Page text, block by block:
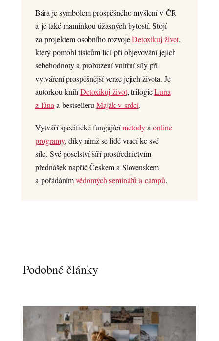
Bára je symbolem prospěšného myšlení v ČR
a je také maminkou úžasných bytostí. Stojí
za projektem osobního rozvojeDetoxikuj život,
který pomohl tisícům lidí při objevování jejich
sebehodnoty a probuzení vnitřní síly při
vytváření prospěšnější verze jejich života. Je
autorkou knihDetoxikuj život, trilogieLuna
z lůnaa bestselleruMaják v srdci.
Vytváří specifické fungujícímetodya online
programy, díky nimž se lidé vrací ke své
síle. Své poselství šíří prostřednictvím
přednášek napříč Českem a Slovenskem
a pořádánímvědomých seminářů a campů.
Podobné články